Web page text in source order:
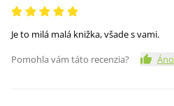
Je to milá malá knižka, všade s vami.
Pomohla vám táto recenzia?
Áno